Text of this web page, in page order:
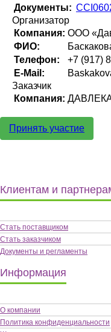
Документы:
Организатор
Компания: ООО
ФИО:
Телефон:
+7 (917)
E-Mail:
Заказчик
Компания:
Принять участие
Клиентам и
Стать поставщиком
Стать заказчиком
Документы и регламенты
Информация
О компании
Политика конфиденциальности